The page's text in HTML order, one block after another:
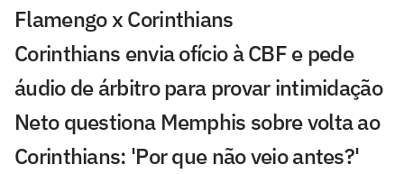
Flamengo x Corinthians
Corinthians envia ofício à CBF e pede
áudio de árbitro para provar intimidação
Neto questiona Memphis sobre volta ao
Corinthians: 'Por que não veio antes?'